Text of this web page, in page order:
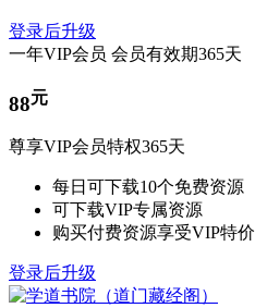
登录后升级
一年VIP会员 会员有效期365天
88元
尊享VIP会员特权365天
每日可下载10个免费资源
可下载VIP专属资源
购买付费资源享受VIP特价
登录后升级